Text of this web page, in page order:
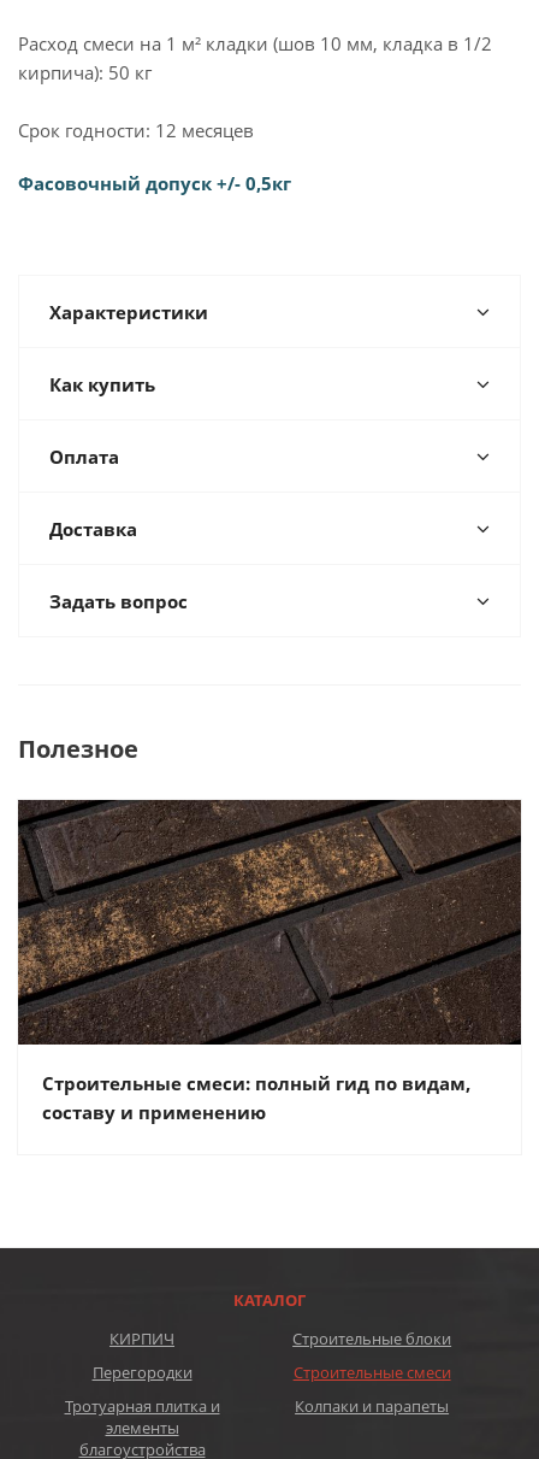
Расход смеси на 1 м² кладки (шов 10 мм, кладка в 1/2
кирпича): 50 кг
Срок годности: 12 месяцев
Фасовочный допуск +/- 0,5кг
Характеристики
Как купить
Оплата
Доставка
Задать вопрос
Полезное
Строительные смеси: полный гид по видам,
составу и применению
КАТАЛОГ
КИРПИЧ
Строительные блоки
Перегородки
Строительные смеси
Тротуарная плитка и
элементы
благоустройства
Колпаки и парапеты